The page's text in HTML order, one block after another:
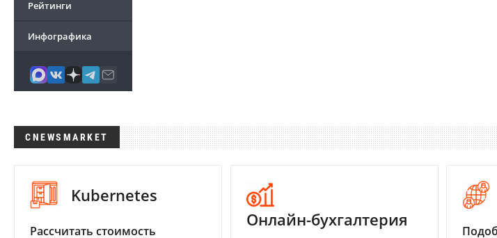
Рейтинги
Инфографика
CNEWSMARKET
Kubernetes
Рассчитать стоимость
Онлайн-бухгалтерия